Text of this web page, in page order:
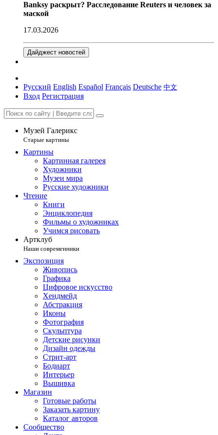
Banksy раскрыт? Расследование Reuters и человек за
маской
17.03.2026
Дайджест новостей
Русский English Español Français Deutsche 中文
Вход Регистрация
Музей Галерикс
Старые картины
Картины
Картинная галерея
Художники
Музеи мира
Русские художники
Чтение
Книги
Энциклопедия
Фильмы о художниках
Учимся рисовать
Артклуб
Наши современники
Экспозиция
Живопись
Графика
Цифровое искусство
Хендмейд
Абстракция
Иконы
Фотография
Скульптура
Детские рисунки
Дизайн одежды
Стрит-арт
Бодиарт
Интерьер
Вышивка
Магазин
Готовые работы
Заказать картину
Каталог авторов
Сообщество